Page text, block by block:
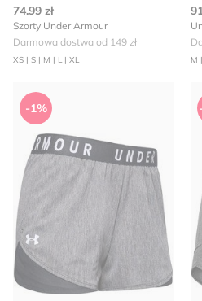
74.99 zł
Szorty Under Armour
Darmowa dostwa od 149 zł
XS | S | M | L | XL M
Szorty na lato sportowe Under
-1%